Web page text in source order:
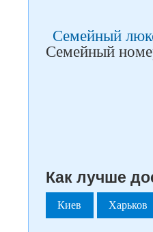
Семейный
Семейный
Как лучше
Киев Харьков